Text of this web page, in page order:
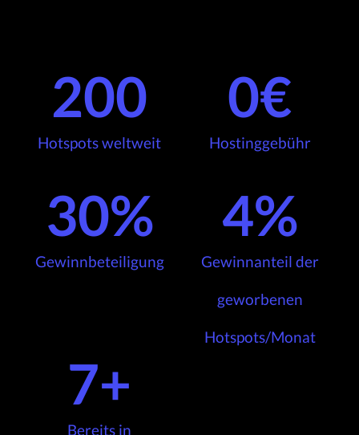
200
Hotspots weltweit
0€
Hostinggebühr
30%
Gewinnbeteiligung
4%
Gewinnanteil der
geworbenen
Hotspots/Monat​
7+
Bereits in